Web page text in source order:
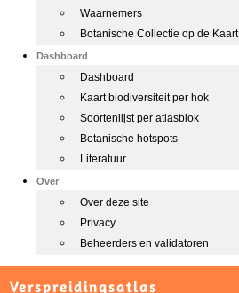
Waarnemers
Botanische Collectie op de Kaart
Dashboard
Dashboard
Kaart biodiversiteit per hok
Soortenlijst per atlasblok
Botanische hotspots
Literatuur
Over
Over deze site
Privacy
Beheerders en validatoren
Verspreidingsatlas